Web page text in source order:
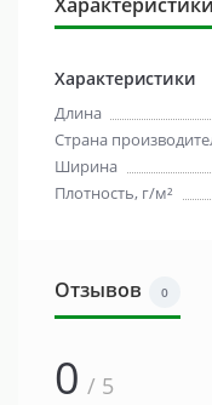
Характеристики
Длина
Страна
Ширина
Плотность, г/м²
Отзывов 0
0 / 5